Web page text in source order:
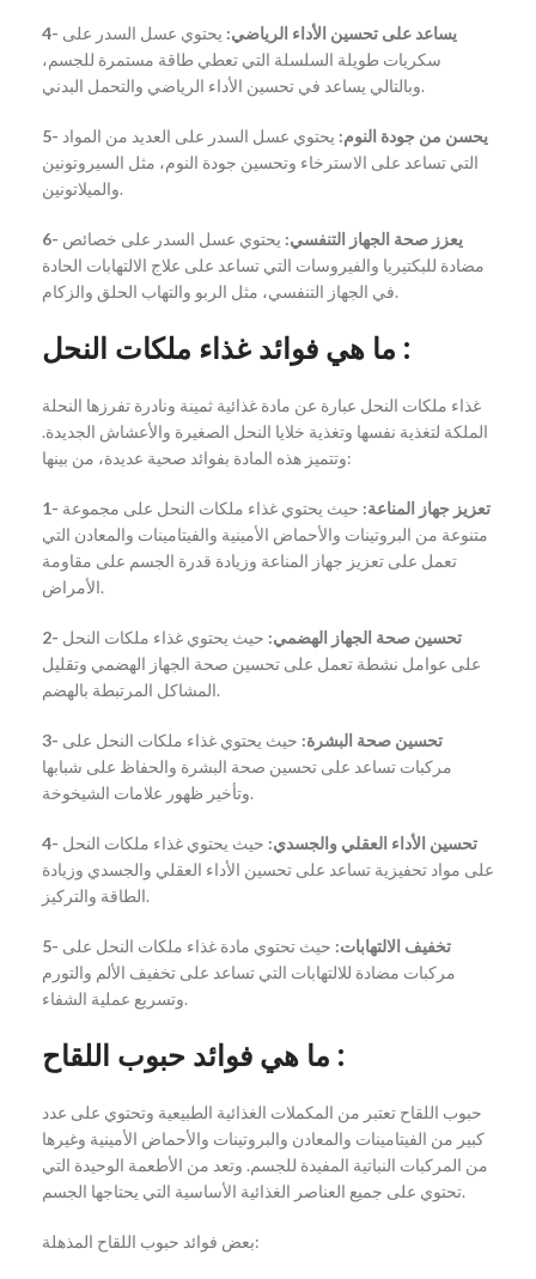
4- يساعد على تحسين الأداء الرياضي: يحتوي عسل السدر على
سكريات طويلة السلسلة التي تعطي طاقة مستمرة للجسم،
وبالتالي يساعد في تحسين الأداء الرياضي والتحمل البدني.
5- يحسن من جودة النوم: يحتوي عسل السدر على العديد من المواد
التي تساعد على الاسترخاء وتحسين جودة النوم، مثل السيروتونين
والميلاتونين.
6- يعزز صحة الجهاز التنفسي: يحتوي عسل السدر على خصائص
مضادة للبكتيريا والفيروسات التي تساعد على علاج الالتهابات الحادة
في الجهاز التنفسي، مثل الربو والتهاب الحلق والزكام.
ما هي فوائد غذاء ملكات النحل :
غذاء ملكات النحل عبارة عن مادة غذائية ثمينة ونادرة تفرزها النحلة
الملكة لتغذية نفسها وتغذية خلايا النحل الصغيرة والأعشاش الجديدة.
وتتميز هذه المادة بفوائد صحية عديدة، من بينها:
1- تعزيز جهاز المناعة: حيث يحتوي غذاء ملكات النحل على مجموعة
متنوعة من البروتينات والأحماض الأمينية والفيتامينات والمعادن التي
تعمل على تعزيز جهاز المناعة وزيادة قدرة الجسم على مقاومة
الأمراض.
2- تحسين صحة الجهاز الهضمي: حيث يحتوي غذاء ملكات النحل
على عوامل نشطة تعمل على تحسين صحة الجهاز الهضمي وتقليل
المشاكل المرتبطة بالهضم.
3- تحسين صحة البشرة: حيث يحتوي غذاء ملكات النحل على
مركبات تساعد على تحسين صحة البشرة والحفاظ على شبابها
وتأخير ظهور علامات الشيخوخة.
4- تحسين الأداء العقلي والجسدي: حيث يحتوي غذاء ملكات النحل
على مواد تحفيزية تساعد على تحسين الأداء العقلي والجسدي وزيادة
الطاقة والتركيز.
5- تخفيف الالتهابات: حيث تحتوي مادة غذاء ملكات النحل على
مركبات مضادة للالتهابات التي تساعد على تخفيف الألم والتورم
وتسريع عملية الشفاء.
ما هي فوائد حبوب اللقاح :
حبوب اللقاح تعتبر من المكملات الغذائية الطبيعية وتحتوي على عدد
كبير من الفيتامينات والمعادن والبروتينات والأحماض الأمينية وغيرها
من المركبات النباتية المفيدة للجسم. وتعد من الأطعمة الوحيدة التي
تحتوي على جميع العناصر الغذائية الأساسية التي يحتاجها الجسم.
بعض فوائد حبوب اللقاح المذهلة: